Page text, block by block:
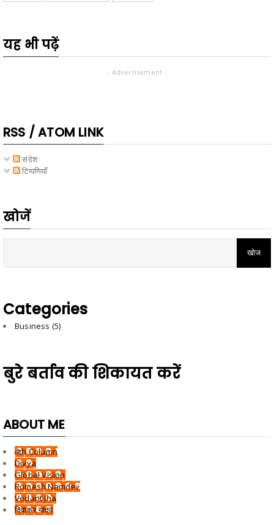
यह भी पढ़ें
- Advertisement -
RSS / ATOM LINK
संदेश
टिप्पणियाँ
खोजें
Categories
Business (5)
बुरे बर्ताव की शिकायत करें
ABOUT ME
4th Column
Divya
Global Vision
Romesh Namdev
Vedant Jha
दिवाकर यादव